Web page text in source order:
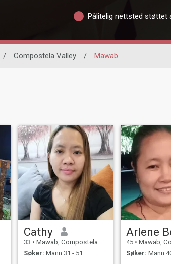
Pålitelig nettsted støttet
/ Compostela Valley / Mawab
Cathy
33 • Mawab, Compostela Valley, Filippinene
Søker: Mann 31 - 51
Arlene
45 • Mawab,
Søker: Mann